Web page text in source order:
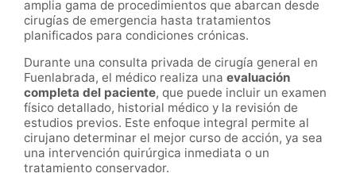
amplia gama de procedimientos que abarcan desde
cirugías de emergencia hasta tratamientos
planificados para condiciones crónicas.
Durante una consulta privada de cirugía general en
Fuenlabrada, el médico realiza una evaluación
completa del paciente, que puede incluir un examen
físico detallado, historial médico y la revisión de
estudios previos. Este enfoque integral permite al
cirujano determinar el mejor curso de acción, ya sea
una intervención quirúrgica inmediata o un
tratamiento conservador.